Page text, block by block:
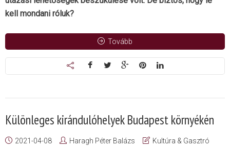
kell mondani róluk?
Tovább
Különleges kirándulóhelyek Budapest környékén
2021-04-08 Haragh Péter Balázs
Kultúra & Gasztró